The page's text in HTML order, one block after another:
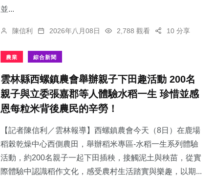
並...
陳信利 2026年八月08日 2,788 觀看 10 分享
農業 綜合新聞
雲林縣西螺鎮農會舉辦親子下田趣活動 200名
親子與立委張嘉郡等人體驗水稻一生 珍惜並感
恩每粒米背後農民的辛勞！
【記者陳信利／雲林報導】西螺鎮農會今天（8日）在鹿場
稻榖乾燥中心西側農田，舉辦稻米專區-水稻一生系列體驗
活動，約200名親子一起下田插秧，接觸泥土與秧苗，從實
際體驗中認識稻作文化，感受農村生活踏實與樂趣，以期...
0 + 13+
科技新知
19+
頭條